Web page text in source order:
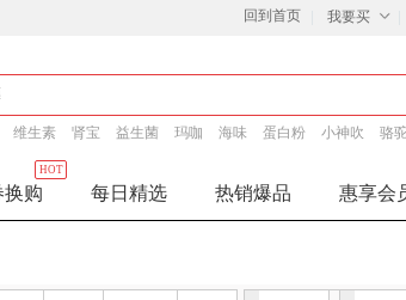
回到首页 我要买
维生素 肾宝 益生菌 玛咖 海味 蛋白粉 小神吹 骆
换购
HOT
每日精选 热销爆品 惠享会